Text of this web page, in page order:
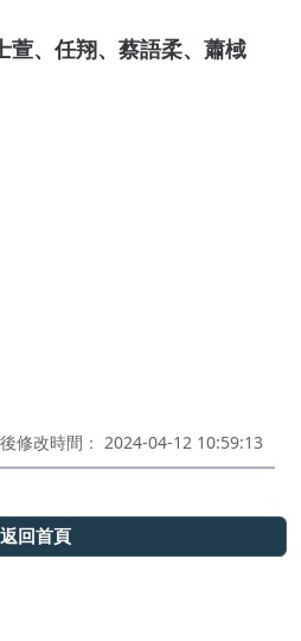
萱、任翔、蔡語柔、蕭棫
修改時間： 2024-04-12 10:59:13
返回首頁